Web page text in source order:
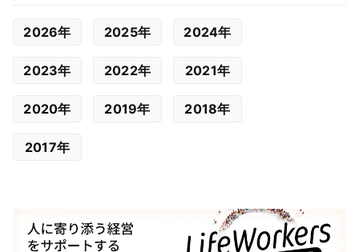
2026年 2025年 2024年
2023年 2022年 2021年
2020年 2019年 2018年
2017年